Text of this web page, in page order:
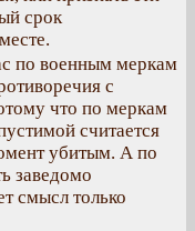
срок
по военным меркам
с
что по меркам
считается
убитым. А по
заведомо
смысл только